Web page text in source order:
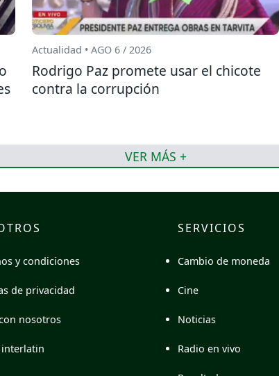
Actualidad • AGO 6 / 2026
Rodrigo Paz promete usar el chicote
contra la corrupción
VER MÁS +
y condiciones
de privacidad
nosotros
SERVICIOS
Cambio de moneda
Cine
Noticias
Radio en vivo